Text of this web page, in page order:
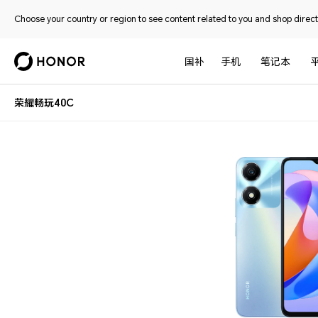
Choose your country or region to see content related to you and shop
国补 手机 笔记本
荣耀畅玩40C